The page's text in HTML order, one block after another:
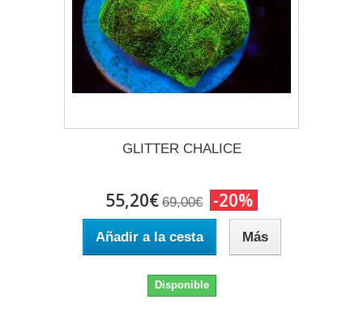
GLITTER CHALICE
55,20€ 69,00€ -20%
Añadir a la cesta Más
Disponible